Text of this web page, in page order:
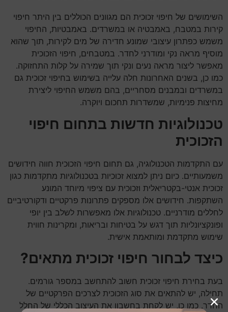
השימושים של חיפוי זכוכית הם מגוונים הכוללים בין היתר חיפוי
קירות במטבח, באמבטיה או במשרדים. באמבטיות, החיפוי
משמש כפתרון עיצובי שמונע חדירה של מים לקירות, תוך שהוא
מוסיף מראה נקי ומודרני לחדר. במטבחים, חיפוי הזכוכית
מאפשר ליצור מראה נעים ונקי תוך שמירה על קלות התחזוקה.
כמו כן, בשנים האחרונות חלה עלייה בשימוש בחיפוי זכוכית גם
במשרדים ובמבנים מסחריים, בהם משמש החיפוי ליצירת
מחיצות פנימיות, שמשדרות תחכום ויוקרה.
טכנולוגיות חדשות בתחום חיפוי
הזכוכית
עם התקדמות הטכנולוגיה, גם תחום חיפוי הזכוכית חווה חידושים
משמעותיים. כיום ניתן למצוא זכוכיות בטכנולוגיות מתקדמות כגון
זכוכית אנטי-בקטריאלית וזכוכית עם ציפוי מיוחד המונע
השתקפות. חידושים אלו מספקים פתרונות פרקטיים ודקורטיביים
לחללים מודרניים. טכנולוגיות אלו מאפשרות לשלב בין יופי
ופונקציונליות תוך דגש על בטיחות ובריאות, ומקרינות חווית
שימוש מתקדמת ומותאמת אישית.
כיצד לבחור חיפוי זכוכית מתאים?
בעת בחירת חיפוי זכוכית חשוב להתחשב במספר גורמים.
תחילה, יש להתאים את סוג הזכוכית לצרכים הפרקטיים של
החדר. כמו כן, יש לקחת בחשבון את העיצוב הכללי של החלל